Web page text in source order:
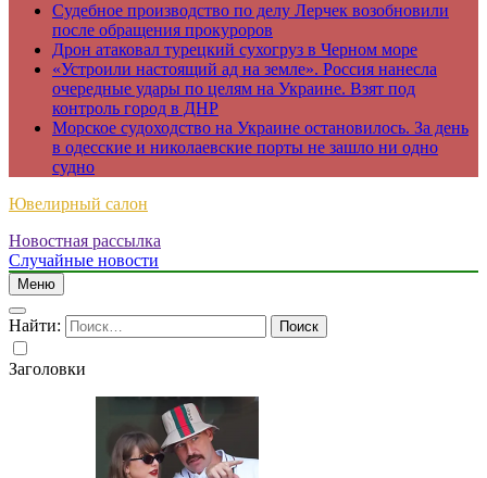
Судебное производство по делу Лерчек возобновили
после обращения прокуроров
Дрон атаковал турецкий сухогруз в Черном море
«Устроили настоящий ад на земле». Россия нанесла
очередные удары по целям на Украине. Взят под
контроль город в ДНР
Морское судоходство на Украине остановилось. За день
в одесские и николаевские порты не зашло ни одно
судно
Ювелирный салон
Новостная рассылка
Случайные новости
Меню
Найти:
Заголовки